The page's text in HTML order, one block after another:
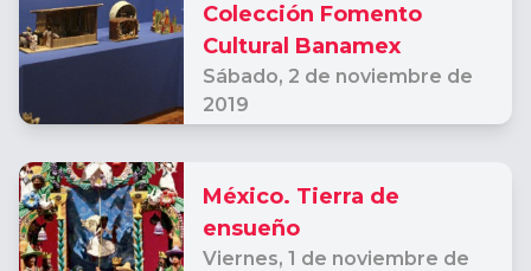
Colección Fomento
Cultural Banamex
Sábado, 2 de noviembre de
2019
México. Tierra de
ensueño
Viernes, 1 de noviembre de